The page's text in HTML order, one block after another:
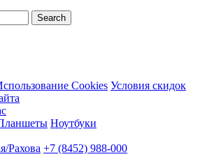
Search
Cookies Условия скидок
Ноутбуки
Рахова +7 (8452) 988-000